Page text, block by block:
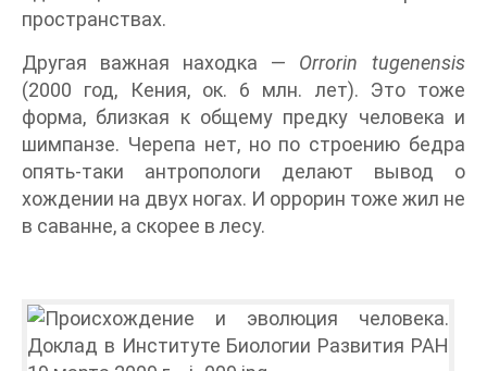
пространствах.
Другая важная находка — Orrorin tugenensis
(2000 год, Кения, ок. 6 млн. лет). Это тоже
форма, близкая к общему предку человека и
шимпанзе. Черепа нет, но по строению бедра
опять-таки антропологи делают вывод о
хождении на двух ногах. И оррорин тоже жил не
в саванне, а скорее в лесу.